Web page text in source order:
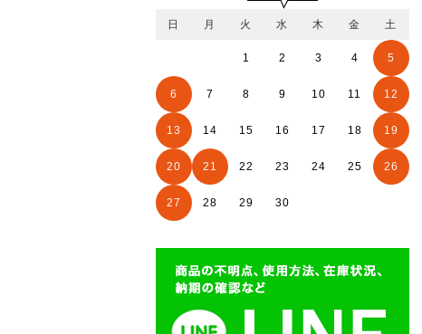
日 月 火 水 木 金 土
1 2 3 4 5
6 7 8 9 10 11 12
13 14 15 16 17 18 19
20 21 22 23 24 25 26
27 28 29 30